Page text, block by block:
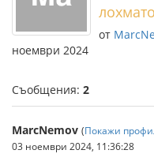
от
ноември 2024
Съобщения: 2
MarcNemov (Покажи
03 ноември 2024, 11:36:28